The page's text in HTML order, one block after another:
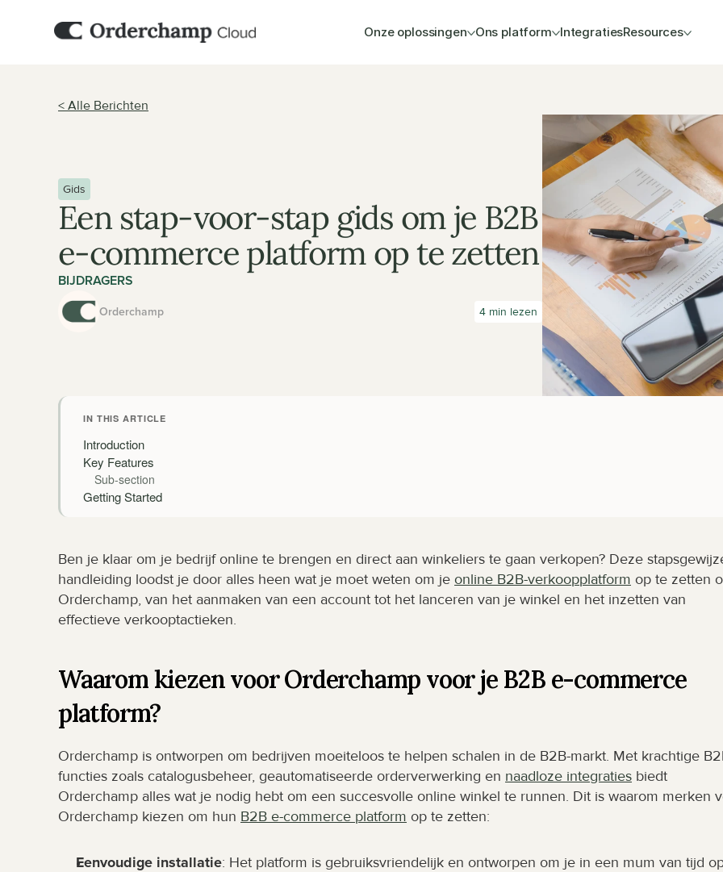
Onze oplossingen Ons platform IntegratiesResources
< Alle Berichten
Gids
Een stap-voor-stap gids om je B2B
e-commerce platform op te zetten
BIJDRAGERS
Orderchamp 4 min lezen
IN THIS ARTICLE
Introduction
Key Features
Sub-section
Getting Started
Ben je klaar om je bedrijf online te brengen en direct aan winkeliers te gaan verkopen? Deze
handleiding loodst je door alles heen wat je moet weten om je online B2B-verkoopplatform op te zetten
Orderchamp, van het aanmaken van een account tot het lanceren van je winkel en het inzetten van
effectieve verkooptactieken.
Waarom kiezen voor Orderchamp voor je B2B e-commerce
platform?
Orderchamp is ontworpen om bedrijven moeiteloos te helpen schalen in de B2B-markt. Met krachtige
functies zoals catalogusbeheer, geautomatiseerde orderverwerking en naadloze integraties biedt
Orderchamp alles wat je nodig hebt om een succesvolle online winkel te runnen. Dit is waarom merken
Orderchamp kiezen om hun B2B e-commerce platform op te zetten:
Eenvoudige installatie: Het platform is gebruiksvriendelijk en ontworpen om je in een mum van tijd